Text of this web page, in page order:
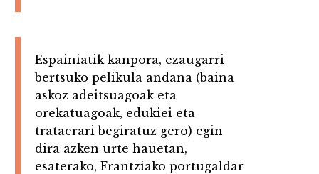
Espainiatik kanpora, ezaugarri
bertsuko pelikula andana (baina
askoz adeitsuagoak eta
orekatuagoak, edukiei eta
trataerari begiratuz gero) egin
dira azken urte hauetan,
esaterako, Frantziako portugaldar